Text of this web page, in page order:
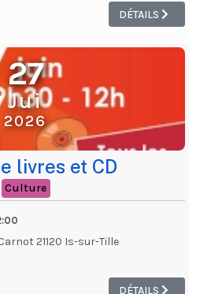
DÉTAILS
27
Jui
2026
livres et CD
Culture
21120 Is-sur-Tille
DÉTAILS